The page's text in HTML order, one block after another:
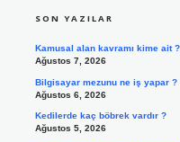
SON YAZILAR
Kamusal alan kavramı kime ait ?
Ağustos 7, 2026
Bilgisayar mezunu ne iş yapar ?
Ağustos 6, 2026
Kedilerde kaç böbrek vardır ?
Ağustos 5, 2026